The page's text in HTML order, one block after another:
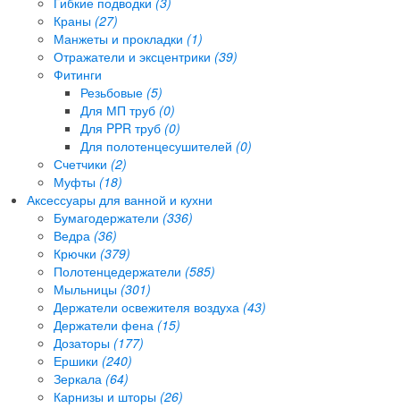
Краны (27)
Манжеты и прокладки (1)
Отражатели и эксцентрики (39)
Фитинги
Резьбовые (5)
Для МП труб (0)
Для PPR труб (0)
Для полотенцесушителей (0)
Счетчики (2)
Муфты (18)
Аксессуары для ванной и кухни
Бумагодержатели (336)
Ведра (36)
Крючки (379)
Полотенцедержатели (585)
Мыльницы (301)
Держатели освежителя воздуха (43)
Держатели фена (15)
Дозаторы (177)
Ершики (240)
Зеркала (64)
Карнизы и шторы (26)